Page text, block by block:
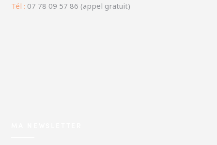
Tél : 07 78 09 57 86 (appel gratuit)